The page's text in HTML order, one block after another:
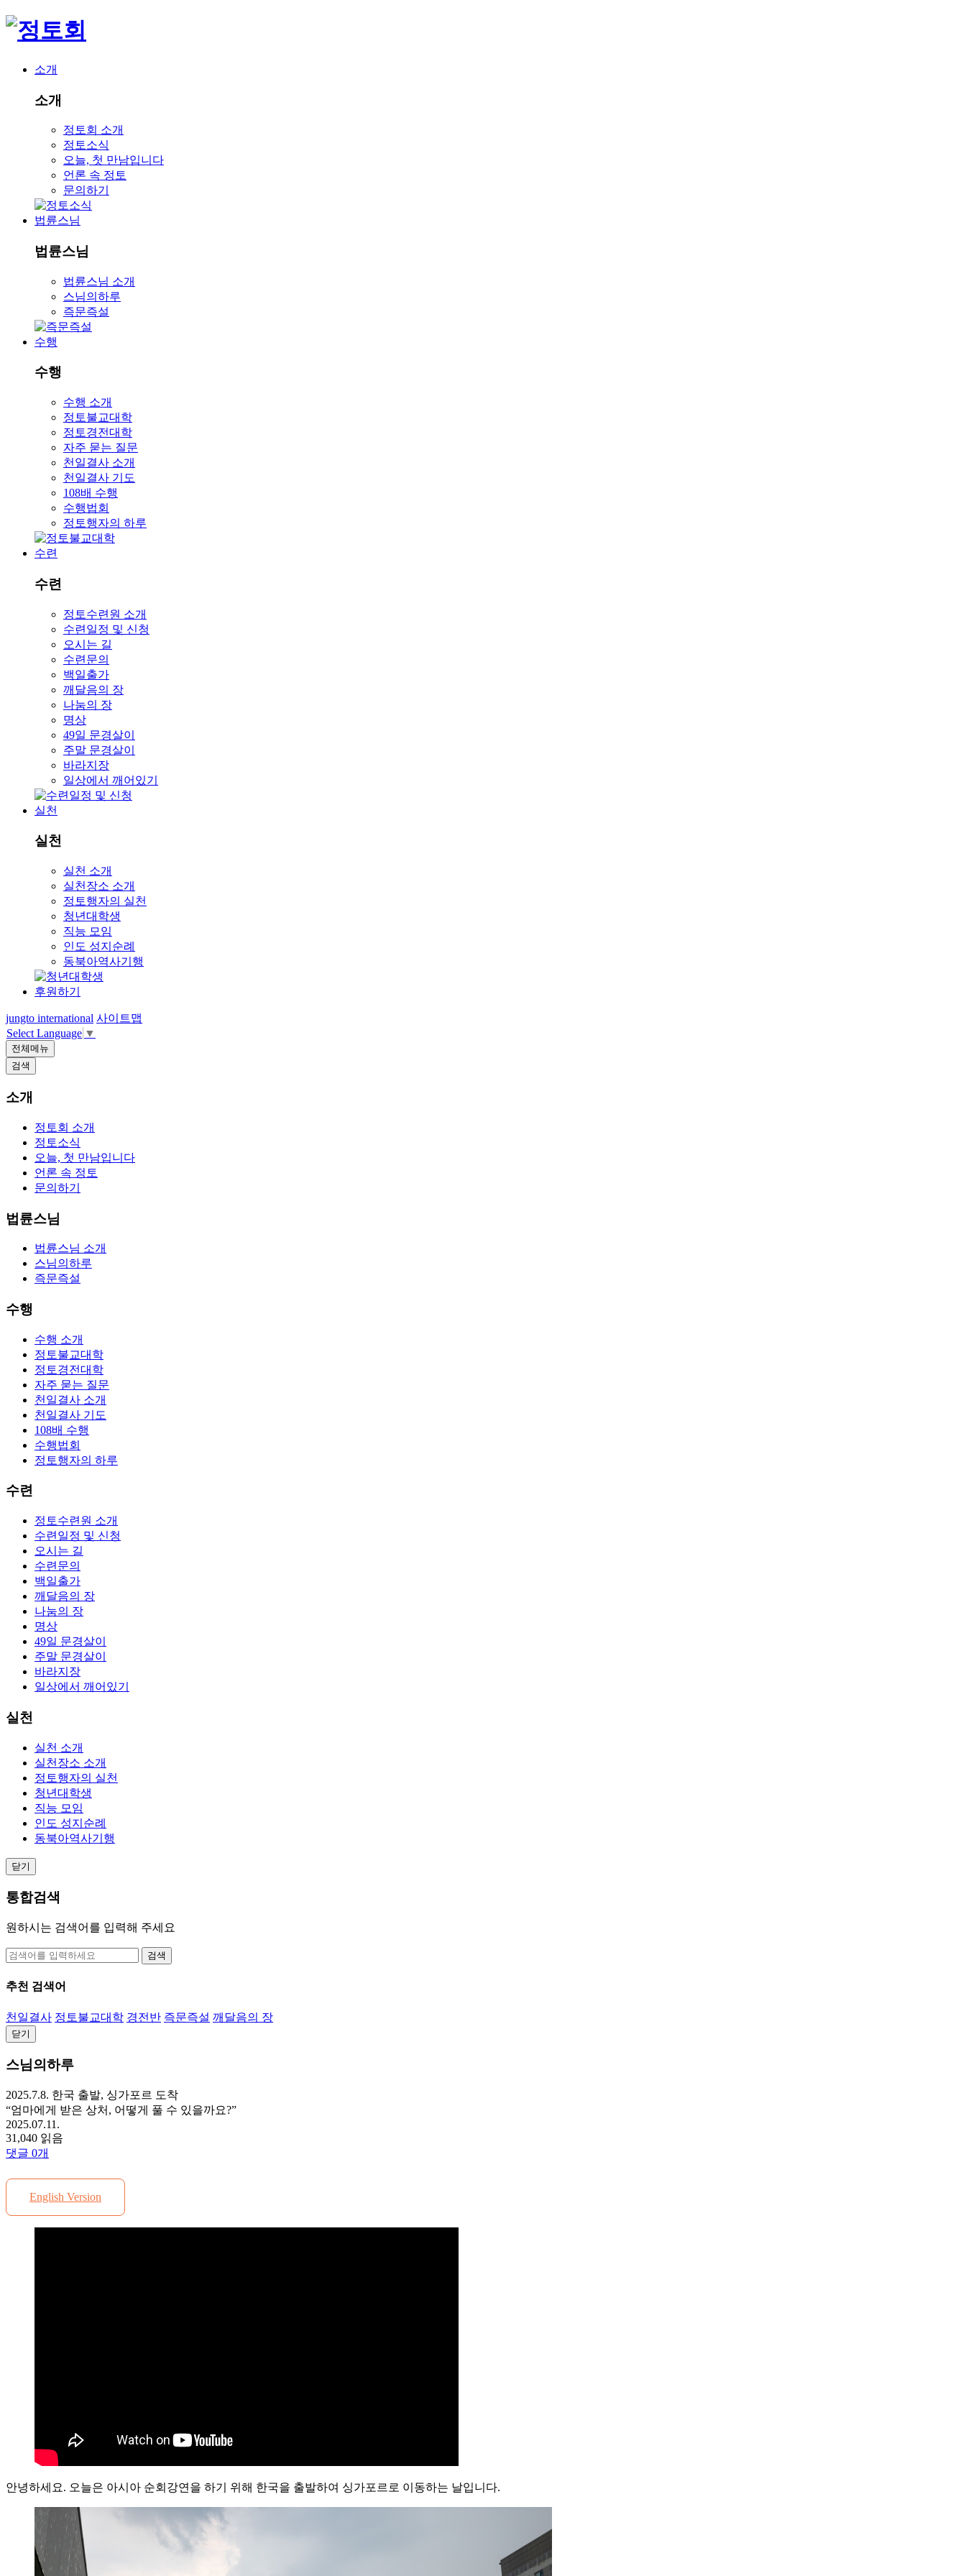
소개
소개
정토회 소개
정토소식
오늘, 첫 만남입니다
언론 속 정토
문의하기
법륜스님
법륜스님
법륜스님 소개
스님의하루
즉문즉설
수행
수행
수행 소개
정토불교대학
정토경전대학
자주 묻는 질문
천일결사 소개
천일결사 기도
108배 수행
수행법회
정토행자의 하루
수련
수련
정토수련원 소개
수련일정 및 신청
오시는 길
수련문의
백일출가
깨달음의 장
나눔의 장
명상
49일 문경살이
주말 문경살이
바라지장
일상에서 깨어있기
실천
실천
실천 소개
실천장소 소개
정토행자의 실천
청년대학생
직능 모임
인도 성지순례
동북아역사기행
후원하기
jungto international 사이트맵
Select Language ▼
전체메뉴
검색
소개
정토회 소개
정토소식
오늘, 첫 만남입니다
언론 속 정토
문의하기
법륜스님
법륜스님 소개
스님의하루
즉문즉설
수행
수행 소개
정토불교대학
정토경전대학
자주 묻는 질문
천일결사 소개
천일결사 기도
108배 수행
수행법회
정토행자의 하루
수련
정토수련원 소개
수련일정 및 신청
오시는 길
수련문의
백일출가
깨달음의 장
나눔의 장
명상
49일 문경살이
주말 문경살이
바라지장
일상에서 깨어있기
실천
실천 소개
실천장소 소개
정토행자의 실천
청년대학생
직능 모임
인도 성지순례
동북아역사기행
닫기
통합검색
원하시는 검색어를 입력해 주세요
검색
추천 검색어
천일결사 정토불교대학 경전반 즉문즉설 깨달음의 장
닫기
스님의하루
2025.7.8. 한국 출발, 싱가포르 도착
“엄마에게 받은 상처, 어떻게 풀 수 있을까요?”
2025.07.11.
31,040 읽음
댓글 0개
English Version
안녕하세요. 오늘은 아시아 순회강연을 하기 위해 한국을 출발하여 싱가포르로 이동하는 날입니다.